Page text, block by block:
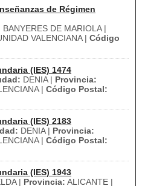
de Régimen
BANYERES DE MARIOLA |
VALENCIANA | Código
(IES) 1474
DENIA | Provincia:
| Código Postal:
(IES) 2183
DENIA | Provincia:
| Código Postal:
(IES) 1943
| Provincia: ALICANTE |